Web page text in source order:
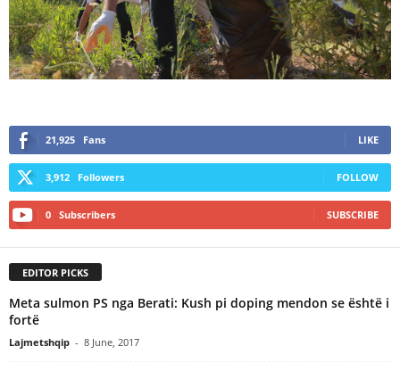
21,925 Fans LIKE
3,912 Followers FOLLOW
0 Subscribers SUBSCRIBE
EDITOR PICKS
Meta sulmon PS nga Berati: Kush pi doping mendon se është i
fortë
Lajmetshqip - 8 June, 2017